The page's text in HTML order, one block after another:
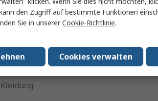
aus synthetischen Stoffen.
wie Heizkörper.
sondern aus besser
Raum, da trockene Luft statische
den Zugriff auf bestimmte Funktionen
Sie in unsererCookie-Richtlinie.
Cookies verwalten